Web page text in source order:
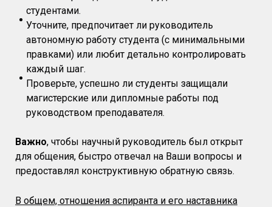
студентами.
Уточните, предпочитает ли руководитель
автономную работу студента (с минимальными
правками) или любит детально контролировать
каждый шаг.
Проверьте, успешно ли студенты защищали
магистерские или дипломные работы под
руководством преподавателя.
Важно, чтобы научный руководитель был открыт
для общения, быстро отвечал на Ваши вопросы и
предоставлял конструктивную обратную связь.
В общем, отношения аспиранта и его наставника